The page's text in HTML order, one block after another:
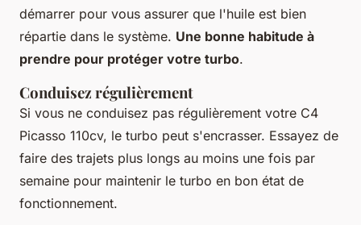
démarrer pour vous assurer que l'huile est bien
répartie dans le système. Une bonne habitude à
prendre pour protéger votre turbo.
Conduisez régulièrement
Si vous ne conduisez pas régulièrement votre C4
Picasso 110cv, le turbo peut s'encrasser. Essayez de
faire des trajets plus longs au moins une fois par
semaine pour maintenir le turbo en bon état de
fonctionnement.